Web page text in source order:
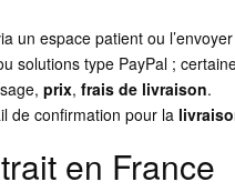
un espace patient ou
solutions type PayPal ;
prix,frais de livraison.
de confirmation pour la
en France